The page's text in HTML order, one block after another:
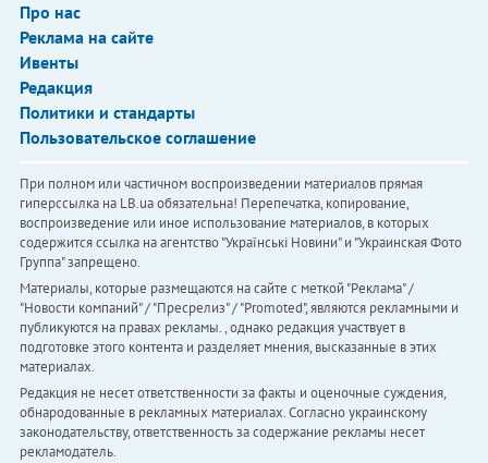
Про нас
Реклама на сайте
Ивенты
Редакция
Политики и стандарты
Пользовательское соглашение
При полном или частичном воспроизведении материалов прямая
гиперссылка на LB.ua обязательна! Перепечатка, копирование,
воспроизведение или иное использование материалов, в которых
содержится ссылка на агентство "Українськi Новини" и "Украинская Фото
Группа" запрещено.
Материалы, которые размещаются на сайте с меткой "Реклама" /
"Новости компаний" / "Пресрелиз" / "Promoted", являются рекламными и
публикуются на правах рекламы. , однако редакция участвует в
подготовке этого контента и разделяет мнения, высказанные в этих
материалах.
Редакция не несет ответственности за факты и оценочные суждения,
обнародованные в рекламных материалах. Согласно украинскому
законодательству, ответственность за содержание рекламы несет
рекламодатель.